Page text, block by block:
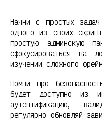
Начни с простых
одного из своих
простую админскую
сфокусироваться на
изучении сложного
Помни про
будет доступно из
аутентификацию,
регулярно обновляй